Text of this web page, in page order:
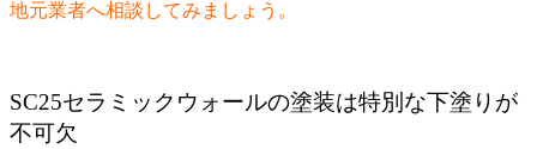
地元業者へ相談してみましょう。
SC25セラミックウォールの塗装は特別な下塗りが
不可欠